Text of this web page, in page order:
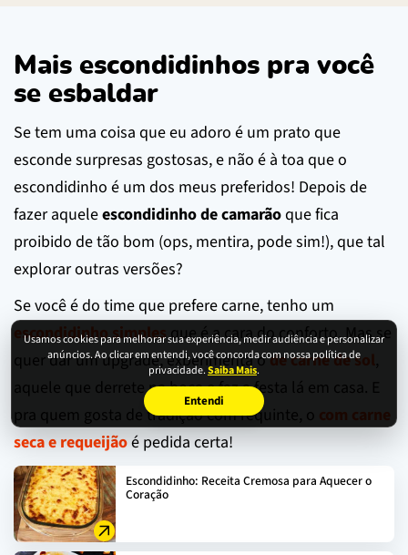
Usamos cookies para melhorar sua experiência, medir audiência e personalizar
anúncios. Ao clicar em entendi, você concorda com nossa política de
privacidade.Saiba Mais.
Entendi
Mais escondidinhos pra você
se esbaldar
Se tem uma coisa que eu adoro é um prato que
esconde surpresas gostosas, e não é à toa que o
escondidinho é um dos meus preferidos! Depois de
fazer aqueleescondidinho de camarãoque fica
proibido de tão bom (ops, mentira, pode sim!), que tal
explorar outras versões?
Se você é do time que prefere carne, tenho um
escondidinho simplesque é a cara do conforto. Mas se
quer dar um upgrade, experimenta ode carne de sol,
aquele que derrete na boca e faz a festa lá em casa. E
pra quem gosta de tradição com requinte, o com carne
seca e requeijãoé pedida certa!
Escondidinho: Receita Cremosa para Aquecer o
Coração